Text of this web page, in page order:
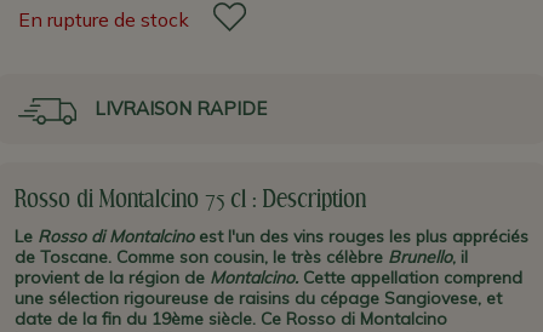
En rupture de stock
LIVRAISON RAPIDE
Rosso di Montalcino 75 cl : Description
Le Rosso di Montalcinoest l'un des vins rouges les plus appréciés
de Toscane. Comme son cousin, le très célèbre Brunello, il
provient de la région de Montalcino. Cette appellation comprend
une sélection rigoureuse de raisins du cépage Sangiovese, et
date de la fin du 19ème siècle. Ce Rosso di Montalcino